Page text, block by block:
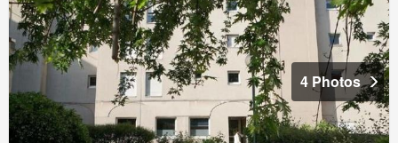
4 Photos